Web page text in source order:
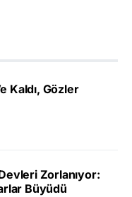
Kaldı, Gözler
Zorlanıyor:
Büyüdü